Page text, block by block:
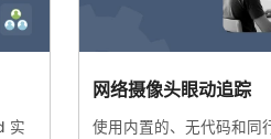
实
网络摄像头眼动追踪
使用内置的、无代码和同